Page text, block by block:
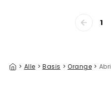
1
> Alle > Basis > Orange >